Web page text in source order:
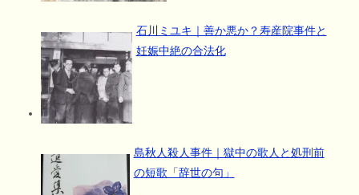
石川ミユキ｜善か悪か？寿産院事件と
妊娠中絶の合法化
島秋人殺人事件｜獄中の歌人と処刑前
の短歌「辞世の句」